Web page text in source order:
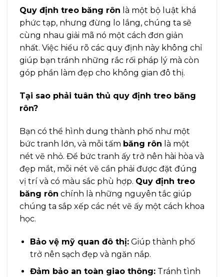
Quy định treo băng rôn là một bộ luật khá
phức tạp, nhưng đừng lo lắng, chúng ta sẽ
cùng nhau giải mã nó một cách đơn giản
nhất. Việc hiểu rõ các quy định này không chỉ
giúp bạn tránh những rắc rối pháp lý mà còn
góp phần làm đẹp cho không gian đô thị.
Tại sao phải tuân thủ quy định treo băng
rôn?
Bạn có thể hình dung thành phố như một
bức tranh lớn, và mỗi tấm băng rôn là một
nét vẽ nhỏ. Để bức tranh ấy trở nên hài hòa và
đẹp mắt, mỗi nét vẽ cần phải được đặt đúng
vị trí và có màu sắc phù hợp. Quy định treo
băng rôn chính là những nguyên tắc giúp
chúng ta sắp xếp các nét vẽ ấy một cách khoa
học.
Bảo vệ mỹ quan đô thị:Giúp thành phố
trở nên sạch đẹp và ngăn nắp.
Đảm bảo an toàn giao thông:Tránh tình